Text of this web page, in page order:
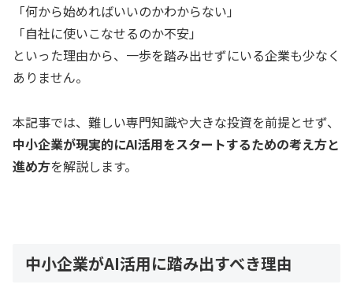
「何から始めればいいのかわからない」
「自社に使いこなせるのか不安」
といった理由から、一歩を踏み出せずにいる企業も少なく
ありません。
本記事では、難しい専門知識や大きな投資を前提とせず、
中小企業が現実的にAI活用をスタートするための考え方と
進め方を解説します。
中小企業がAI活用に踏み出すべき理由